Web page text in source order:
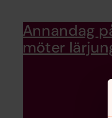
Annandag
möter